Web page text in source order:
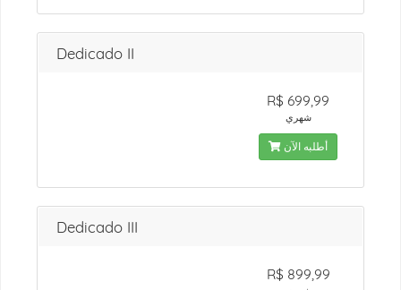
Dedicado II
R$ 699,99
شهري
أطلبه الآن
Dedicado III
R$ 899,99